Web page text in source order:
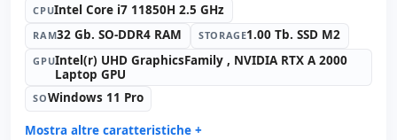
CPUIntel Core i7 11850H 2.5 GHz
RAM32 Gb. SO-DDR4 RAM STORAGE1.00 Tb. SSD M2
GPUIntel(r) UHD GraphicsFamily , NVIDIA RTX A 2000
Laptop GPU
SOWindows 11 Pro
Mostra altre caratteristiche +